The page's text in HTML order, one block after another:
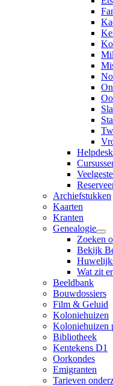
Archiefstukken
Kaarten
Kranten
Genealogie
Zoeken
Bekijk
Wat zit
Beeldbank
Bouwdossiers
Film & Geluid
Koloniehuizen
Koloniehuizen
Bibliotheek
Kentekens D1
Oorkondes
Emigranten
Tarieven